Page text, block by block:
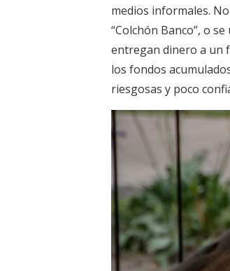
medios informales.
“Colchón Banco”, o
entregan dinero a un
los fondos
riesgosas y poco